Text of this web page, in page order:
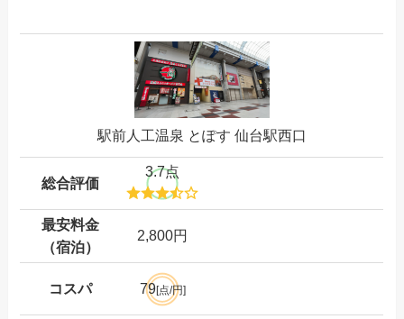
駅前人工温泉 とぽす 仙台駅西口
総合評価
3.7点
最安料金
（宿泊）
2,800円
コスパ 79[点/円]